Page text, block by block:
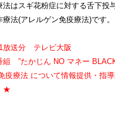
法はスギ花粉症に対する舌下投
療法(アレルゲン免疫療法)です。
放送分 テレビ大阪
組 ”たかじん NO マネー
疫療法 について情報提供・指
★